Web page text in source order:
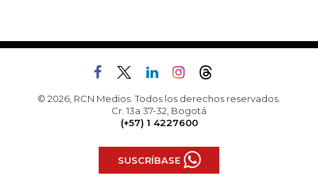
© 2026, RCN Medios. Todos los derechos reservados.
Cr. 13a 37-32, Bogotá
(+57) 1 4227600
SUSCRÍBASE